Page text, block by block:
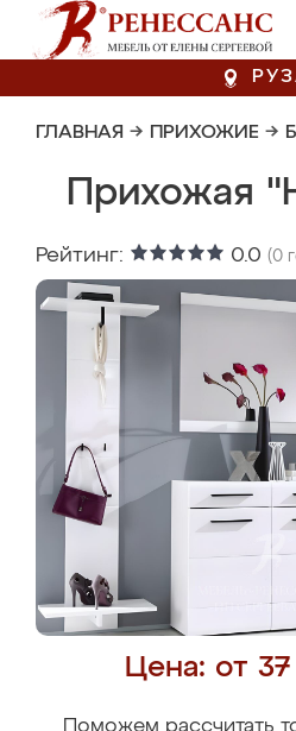
ГЛАВНАЯ → ПРИХОЖИЕ →
Прихожая
Рейтинг: 0.0 (0
Цена: от
Поможем рассчитать